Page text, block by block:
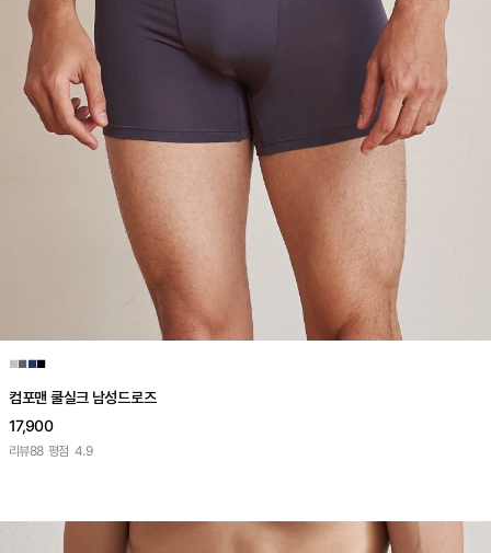
■■■■
컴포맨 쿨실크 남성드로즈
17,900
리뷰88 평점 4.9